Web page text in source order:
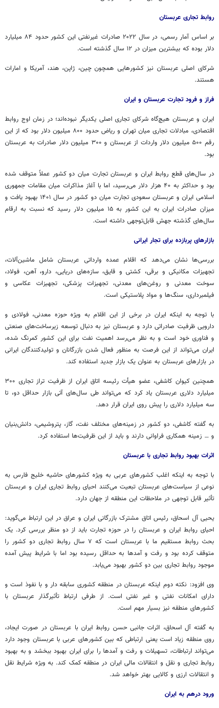
روابط تجاری عربستان
بر اساس آمار رسمی، در سال ۲۰۲۲ صادرات غیرنفتی این کشور حدود ۸۴ میلیارد
دلار بوده که بیشترین میزان در ۱۲ سال گذشته است.
شرکای اصلی عربستان نیز کشورهایی همچون چین، ژاپن، هند، آمریکا و امارات
هستند.
فراز و فرود تجارت عربستان و ایران
ایران و عربستان هیچ‌گاه شرکای تجاری اصلی یکدیگر نبوده‌اند؛ در زمان اوج روابط
اقتصادی، مبادلات تجاری میان تهران و ریاض حدود ۸۰۰ میلیون دلار بود که از این
رقم ۵۰۰ میلیون دلار واردات از عربستان و ۳۰۰ میلیون دلار صادرات به عربستان
بود.
در سال‌های قطع روابط ایران و عربستان تجارت میان دو کشور عملاً متوقف شده
بود و حداکثر به ۴۰ هزار دلار می‌رسید، اما با آغاز مذاکرات میان مقامات جمهوری
اسلامی ایران و عربستان سعودی تجارت میان دو کشور در سال ۱۴۰۱ بهبود یافت و
میزان صادرات ایران به این کشور به ۱۵ میلیون دلار رسید که نسبت به ارقام
سال‌های گذشته جهش قابل‌توجهی داشته است.
بازارهای پربازده برای تجار ایرانی
بررسی‌ها نشان می‌دهد که اقلام عمده وارداتی عربستان شامل ماشین‌آلات،
تجهیزات مکانیکی و برقی، کشتی و قایق، سازه‌های دریایی، دارو، آهن، فولاد،
سوخت معدنی و روغن‌های معدنی، تجهیزات پزشکی، تجهیزات عکاسی و
فیلمبرداری، سنگ‌ها و مواد پلاستیکی است.
با توجه به اینکه ایران در برخی از این اقلام به ویژه حوزه معدنی، فولادی و
دارویی ظرفیت صادراتی دارد و عربستان نیز به دنبال توسعه زیرساخت‌های صنعتی
و فناوری خود است و به نظر می‌رسد اهمیت نفت برای این کشور کمرنگ شده،
ایران می‌تواند از این فرصت به منظور فعال شدن بازرگانان و تولیدکنندگان ایرانی
در بازارهای عربستان به عنوان یک بازار جدید استفاده کند.
همچنین کیوان کاشفی، عضو هیأت رئیسه اتاق ایران از ظرفیت تراز تجاری ۳۰۰
میلیارد دلاری عربستان یاد کرد که می‌تواند طی سال‌های آتی بازار حداقل دو، تا
سه میلیارد دلاری را پیش روی ایران قرار دهد.
به گفته کاشفی، دو کشور در زمینه‌های مختلف نفت، گاز، پتروشیمی، دانش‌بنیان
و … زمینه همکاری فراوانی دارند و باید از این ظرفیت‌ها استفاده کرد.
اثرات بهبود روابط تجاری با عربستان
با توجه به اینکه اغلب کشورهای عربی به ویژه کشورهای حاشیه خلیج فارس به
نوعی از سیاست‌های عربستان تبعیت می‌کنند احیای روابط تجاری ایران و عربستان
تأثیر قابل توجهی در ملاحظات این منطقه از جهان دارد.
یحیی آل اسحاق، رئیس اتاق مشترک بازرگانی ایران و عراق در این ارتباط می‌گوید:
احیای روابط ایران و عربستان را در حوزه تجارت باید از دو منظر بررسی کرد. یک
بحث روابط مستقیم ما با عربستان است که ۷ سال روابط تجاری دو کشور را
متوقف کرده بود و رفت وآمدها به حداقل رسیده بود اما با شرایط پیش آمده
موجود روابط تجاری بین دو کشور بهبود می‌یابد.
وی افزود: نکته دوم اینکه عربستان در منطقه کشوری سابقه دار و با نفوذ است و
دارای امکانات نفتی و غیر نفتی است. از طرفی ارتباط تأثیرگذار عربستان با
کشورهای منطقه نیز بسیار مهم است.
به گفته آل اسحاق، اثرات جانبی حسن روابط ایران با عربستان در صورت ایجاد،
روی منطقه زیاد است یعنی ارتباطی که بین کشورهای عربی با عربستان وجود دارد
می‌تواند ارتباطات، تسهیلات و رفت وآمدها را برای ایران بهبود ببخشد و به بهبود
روابط تجاری و نقل و انتقالات مالی ایران در منطقه کمک کند. به ویژه شرایط نقل
و انتقالات ارزی و کالایی بهتر خواهد شد.
ورود درهم به ایران